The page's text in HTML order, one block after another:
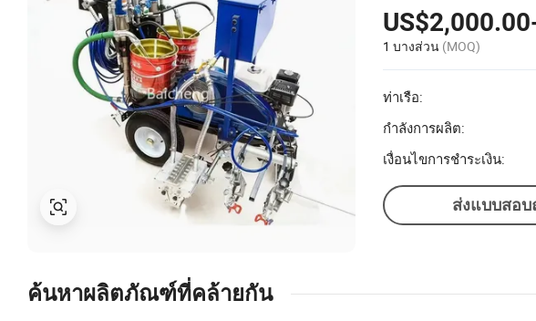
1 บางส่วน (MOQ)
ท่าเรือ:
กำลังการผลิต:
เงื่อนไขการชำระเงิน:
ส่งแบบสอบ
ค้นหาผลิตภัณฑ์ที่คล้ายกัน